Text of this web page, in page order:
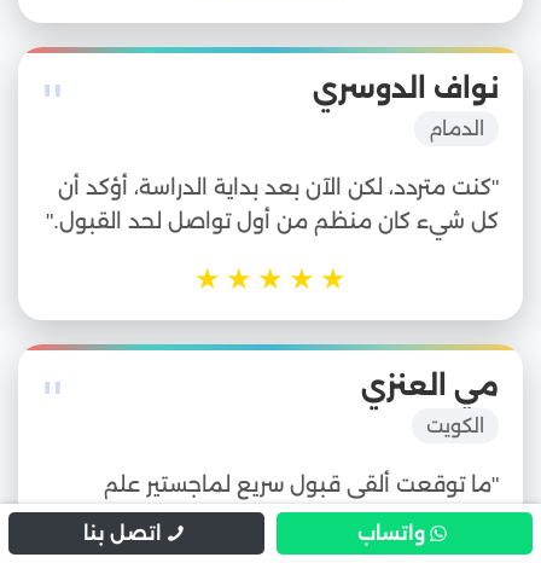
" نواف الدوسري
الدمام
"كنت متردد، لكن الآن بعد بداية الدراسة، أؤكد أن
كل شيء كان منظم من أول تواصل لحد القبول."
★
★
★
★
★
" مي العنزي
الكويت
"ما توقعت ألقى قبول سريع لماجستير علم
النفس، بس فعلاً التخصصات متاحة والدعم
ممتاز."
واتساب اتصل بنا